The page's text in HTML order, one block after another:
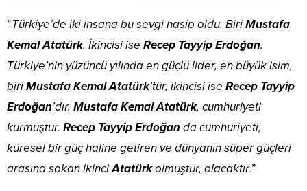
“Türkiye’de iki insana bu sevgi nasip oldu. BiriMustafa
Kemal Atatürk. İkincisi ise Recep Tayyip Erdoğan.
Türkiye’nin yüzüncü yılında en güçlü lider, en büyük isim,
biriMustafa Kemal Atatürk’tür, ikincisi ise Recep Tayyip
Erdoğan’dır. Mustafa Kemal Atatürk, cumhuriyeti
kurmuştur. Recep Tayyip Erdoğanda cumhuriyeti,
küresel bir güç haline getiren ve dünyanın süper güçleri
arasına sokan ikinciAtatürkolmuştur, olacaktır.”